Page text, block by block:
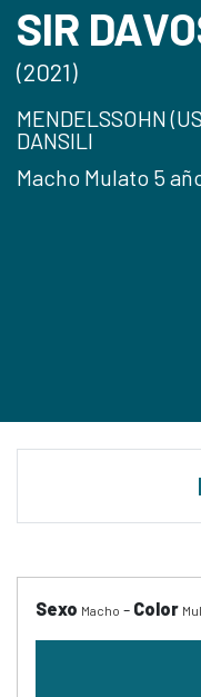
SIR
(2021)
MENDELSSOHN
DANSILI
Macho Mulato 5
Sexo Macho - Color